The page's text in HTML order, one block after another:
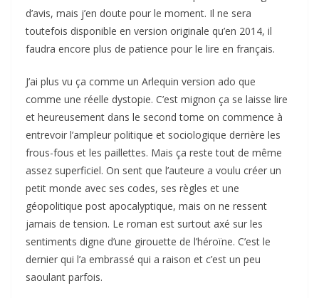
d’avis, mais j’en doute pour le moment. Il ne sera
toutefois disponible en version originale qu’en 2014, il
faudra encore plus de patience pour le lire en français.
J’ai plus vu ça comme un Arlequin version ado que
comme une réelle dystopie. C’est mignon ça se laisse lire
et heureusement dans le second tome on commence à
entrevoir l’ampleur politique et sociologique derrière les
frous-fous et les paillettes. Mais ça reste tout de même
assez superficiel. On sent que l’auteure a voulu créer un
petit monde avec ses codes, ses règles et une
géopolitique post apocalyptique, mais on ne ressent
jamais de tension. Le roman est surtout axé sur les
sentiments digne d’une girouette de l’héroïne. C’est le
dernier qui l’a embrassé qui a raison et c’est un peu
saoulant parfois.